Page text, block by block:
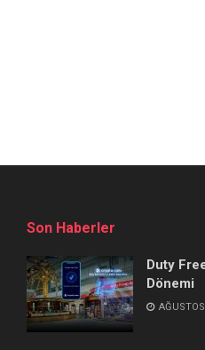
Son Haberler
Duty
Dönemi